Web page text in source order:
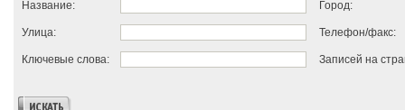
Название: Город:
Улица: Телефон/факс:
Ключевые слова: Записей на